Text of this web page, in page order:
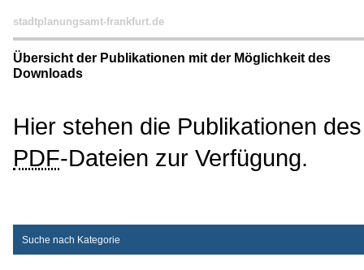
stadtplanungsamt-frankfurt.de
Übersicht der Publikationen mit der Möglichkeit des
Downloads
Hier stehen die Publikationen
PDF-Dateien zur Verfügung.
Suche nach Kategorie